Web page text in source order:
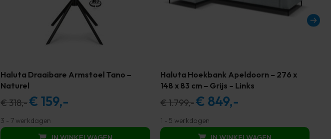
Haluta Draaibare Armstoel Tano –
Naturel
€318,-Oorspronkelijke
was:
€ 159,-
is:
3 - 7 werkdagen
Haluta Hoekbank Apeldoorn – 276 x
148 x 83 cm – Grijs – Links
€1.799,-Oorspronkelijke
was:
€ 849,-
is:
1 - 5 werkdagen